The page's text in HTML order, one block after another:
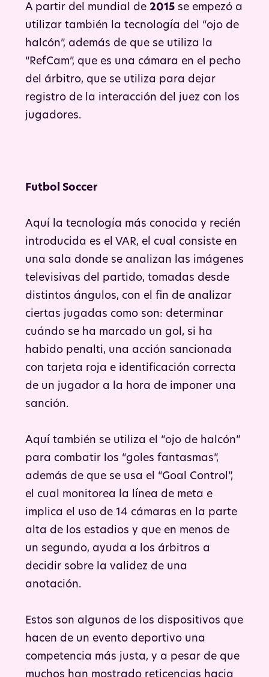
A partir del mundial de 2015 se empezó a
utilizar también la tecnología del “ojo de
halcón”, además de que se utiliza la
“RefCam”, que es una cámara en el pecho
del árbitro, que se utiliza para dejar
registro de la interacción del juez con los
jugadores.
Futbol Soccer
Aquí la tecnología más conocida y recién
introducida es el VAR, el cual consiste en
una sala donde se analizan las imágenes
televisivas del partido, tomadas desde
distintos ángulos, con el fin de analizar
ciertas jugadas como son: determinar
cuándo se ha marcado un gol, si ha
habido penalti, una acción sancionada
con tarjeta roja e identificación correcta
de un jugador a la hora de imponer una
sanción.
Aquí también se utiliza el “ojo de halcón”
para combatir los “goles fantasmas”,
además de que se usa el “Goal Control”,
el cual monitorea la línea de meta e
implica el uso de 14 cámaras en la parte
alta de los estadios y que en menos de
un segundo, ayuda a los árbitros a
decidir sobre la validez de una
anotación.
Estos son algunos de los dispositivos que
hacen de un evento deportivo una
competencia más justa, y a pesar de que
muchos han mostrado reticencias hacia